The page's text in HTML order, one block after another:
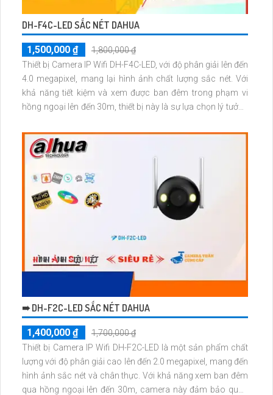
DH-F4C-LED SẮC NÉT DAHUA
1,500,000 ₫
1,800,000 ₫
Thiết bị Camera IP Wifi DH-F4C-LED, với độ phân giải lên đến
4.0 megapixel, mang lại hình ảnh chất lượng sắc nét. Với
khả năng tiết kiệm và xem được ban đêm trong phạm vi
hồng ngoại lên đến 30m, thiết bị này là sự lựa chọn lý tưởng
➠ DH-F2C-LED SẮC NÉT DAHUA
1,400,000 ₫
1,700,000 ₫
Thiết bị Camera IP Wifi DH-F2C-LED là một sản phẩm chất
lượng với độ phân giải cao lên đến 2.0 megapixel, mang đến
hình ảnh sắc nét và chân thực. Với khả năng xem ban đêm
qua hồng ngoại lên đến 30m, camera này đảm bảo quan